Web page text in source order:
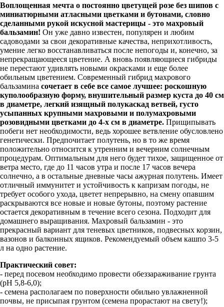
Воплощенная мечта о постоянно цветущей розе без шипов с
миниатюрными атласными цветками и бутонами, словно
сделанными рукой искусной мастерицы - это махровый
бальзамин! Он уже давно известен, популярен и любим
садоводами за свои декоративные качества, неприхотливость,
умение легко восстанавливаться после непогоды и, конечно, за
непрекращающееся цветение. А вновь появляющиеся гибриды
не перестают удивлять новыми окрасками и еще более
обильным цветением. Современный гибрид махрового
бальзамина сочетает в себе все самое лучшее: роскошную
куполообразную форму, внушительный размер куста до 40 см
в диаметре, легкий изящный полукаскад ветвей, густо
усыпанных крупными махровыми и полумахровыми
розовидными цветками до 4-х см в диаметре. Прищипывать
побеги нет необходимости, ведь хорошее ветвление обусловлено
генетически. Предпочитает полутень, но в то же время
положительно относится к утренним и вечерним солнечным
процедурам. Оптимальным для него будет тихое, защищенное от
ветра место, где до 11 часов утра и после 17 часов вечера
солнечно, а в остальные дневные часы ажурная полутень. Имеет
отличный иммунитет и устойчивость к капризам погоды, не
требует особого ухода, цветет непрерывно, на смену опавшим
раскрываются все новые и новые бутоны, поэтому растение
остается декоративным в течение всего сезона. Подходит для
домашнего выращивания. Махровый бальзамин - это
прекрасный вариант для теневых цветников, подвесных корзин,
вазонов и балконных ящиков. Рекомендуемый объем кашпо 3-5
л на одно растение.
Практический совет:
- перед посевом необходимо провести обеззараживание грунта
(pH 5,8-6,0);
- семена располагаем по поверхности обильно увлажненной
почвы, не присыпая грунтом (семена прорастают на свету!);